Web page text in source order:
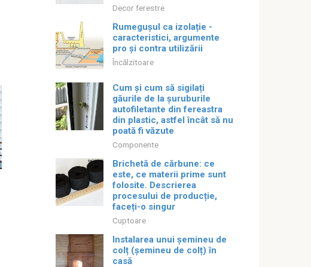
Decor ferestre
Rumegușul ca izolație -
caracteristici, argumente
pro și contra utilizării
Încălzitoare
Cum și cum să sigilați
găurile de la șuruburile
autofiletante din fereastra
din plastic, astfel încât să nu
poată fi văzute
Componente
Brichetă de cărbune: ce
este, ce materii prime sunt
folosite. Descrierea
procesului de producție,
faceți-o singur
Cuptoare
Instalarea unui șemineu de
colț (șemineu de colț) în
casă